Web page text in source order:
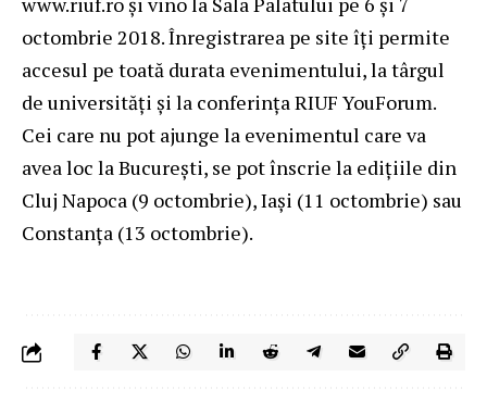
octombrie 2018. Înregistrarea pe site îți permite
accesul pe toată durata evenimentului, la târgul
de universităţi şi la conferinţa RIUF YouForum.
Cei care nu pot ajunge la evenimentul care va
avea loc la București, se pot înscrie la edițiile din
Cluj Napoca (9 octombrie), Iaşi (11 octombrie) sau
Constanţa (13 octombrie).